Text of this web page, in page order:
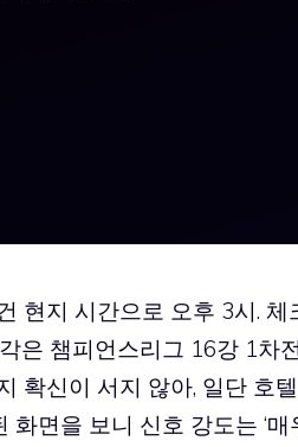
현지 시간으로 오후 3시.
은 챔피언스리그 16강 1차
확신이 서지 않아, 일단 호
면을 보니 신호 강도는 ‘매